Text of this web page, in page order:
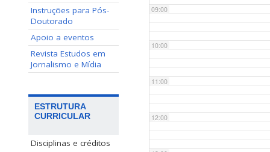
Instruções para Pós-
Doutorado
Apoio a eventos
Revista Estudos em
Jornalismo e Mídia
ESTRUTURA
CURRICULAR
Disciplinas e créditos
09:00
10:00
11:00
12:00